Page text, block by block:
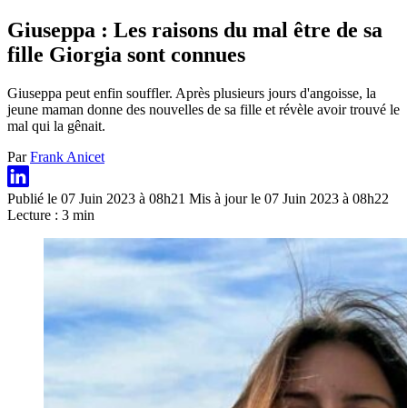
Giuseppa : Les raisons du mal être de sa
fille Giorgia sont connues
Giuseppa peut enfin souffler. Après plusieurs jours d'angoisse, la
jeune maman donne des nouvelles de sa fille et révèle avoir trouvé le
mal qui la gênait.
ParFrank Anicet
Publié le 07 Juin 2023 à 08h21 Mis à jour le 07 Juin 2023 à 08h22
Lecture : 3 min